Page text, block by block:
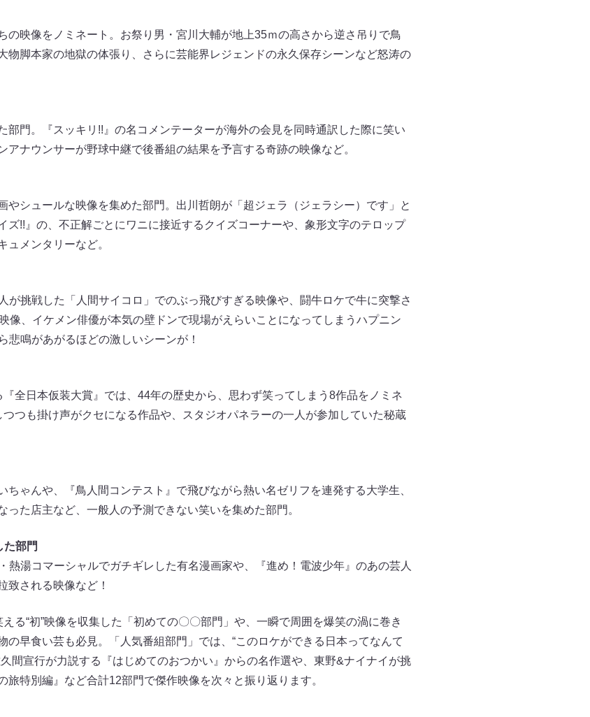
の映像をノミネート。お祭り男・宮川大輔が地上35ｍの高さから逆さ吊りで鳥
物脚本家の地獄の体張り、さらに芸能界レジェンドの永久保存シーンなど怒涛の
部門。『スッキリ!!』の名コメンテーターが海外の会見を同時通訳した際に笑い
アナウンサーが野球中継で後番組の結果を予言する奇跡の映像など。
やシュールな映像を集めた部門。出川哲朗が「超ジェラ（ジェラシー）です」と
ズ!!』の、不正解ごとにワニに接近するクイズコーナーや、象形文字のテロップ
ュメンタリーなど。
が挑戦した「人間サイコロ」でのぶっ飛びすぎる映像や、闘牛ロケで牛に突撃さ
像、イケメン俳優が本気の壁ドンで現場がえらいことになってしまうハプニン
悲鳴があがるほどの激しいシーンが！
全日本仮装大賞』では、44年の歴史から、思わず笑ってしまう8作品をノミネ
つも掛け声がクセになる作品や、スタジオパネラーの一人が参加していた秘蔵
ちゃんや、『鳥人間コンテスト』で飛びながら熱い名ゼリフを連発する大学生、
った店主など、一般人の予測できない笑いを集めた部門。
た部門
熱湯コマーシャルでガチギレした有名漫画家や、『進め！電波少年』のあの芸人
致される映像など！
る“初”映像を収集した「初めての〇〇部門」や、一瞬で周囲を爆笑の渦に巻き
の早食い芸も必見。「人気番組部門」では、“このロケができる日本ってなんて
間宣行が力説する『はじめてのおつかい』からの名作選や、東野&ナイナイが挑
旅特別編』など合計12部門で傑作映像を次々と振り返ります。